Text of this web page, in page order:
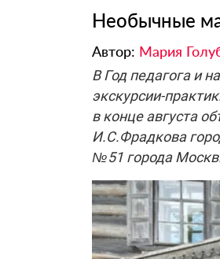
Необычные
Автор: Мария
В Год педагога и
экскурсии-
в конце августа
И.С.Фрадкова
№51 города